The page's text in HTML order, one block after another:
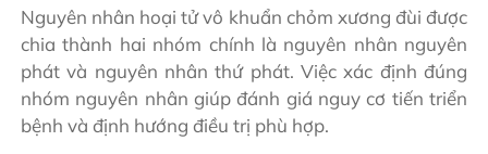
Nguyên nhân hoại tử vô khuẩn chỏm xương đùi được
chia thành hai nhóm chính là nguyên nhân nguyên
phát và nguyên nhân thứ phát. Việc xác định đúng
nhóm nguyên nhân giúp đánh giá nguy cơ tiến triển
bệnh và định hướng điều trị phù hợp.